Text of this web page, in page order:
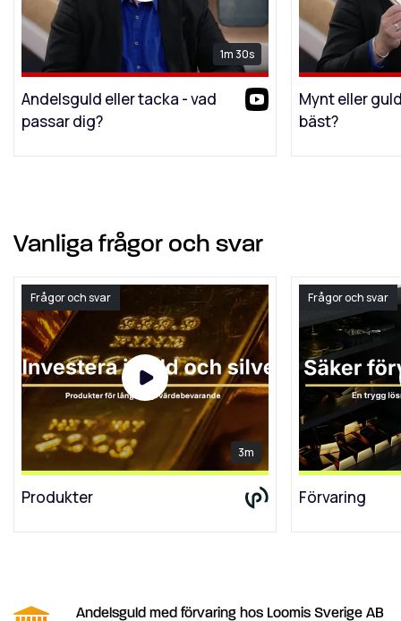
1m 30s
Andelsguld eller tacka - vad
passar dig?
Mynt eller
bäst?
Vanliga frågor och svar
Frågor och svar
3m
Produkter
Frågor och svar
Förvaring
Andelsguld med förvaring hos Loomis Sverige AB